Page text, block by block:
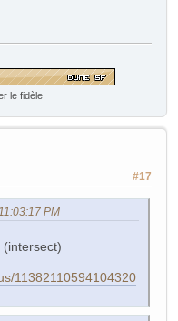
le fidèle
#17
PM
(intersect)
11382110594104320